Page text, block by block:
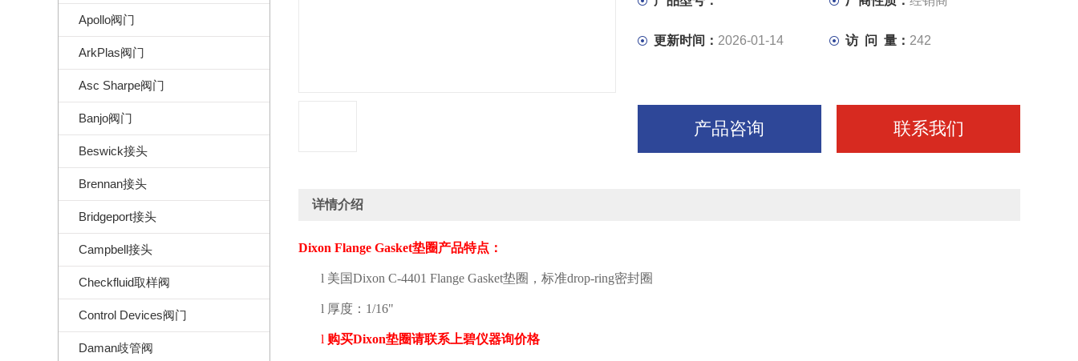
Apollo阀门
ArkPlas阀门
Asc Sharpe阀门
Banjo阀门
Beswick接头
Brennan接头
Bridgeport接头
Campbell接头
Checkfluid取样阀
Control Devices阀门
Daman歧管阀
更新时间： 2026-01-14 访 问 量： 242
产品咨询 联系我们
详情介绍
Dixon Flange Gasket垫圈产品特点：
l 美国Dixon C-4401 Flange Gasket垫圈，标准drop-ring密封圈
l 厚度： 1/16"
l 购买Dixon垫圈请联系上碧仪器询价格